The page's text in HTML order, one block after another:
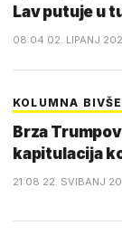
Lav putuje u
08:04 02. LIPANJ
KOLUMNA
Brza
kapitulacija
21:08 22. SVIBANJ